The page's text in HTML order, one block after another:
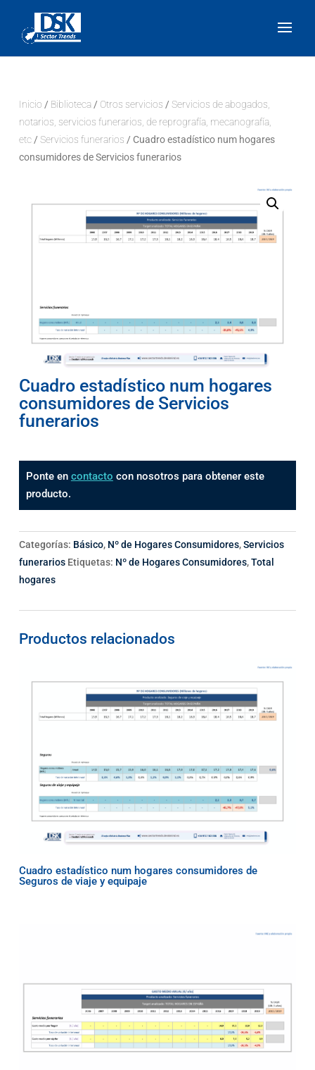
Inicio / Biblioteca/ Otros servicios / Servicios de abogados,
notarios, servicios funerarios, de reprografía, mecanografía,
etc/ Servicios funerarios / Cuadro estadístico num hogares
consumidores de Servicios funerarios
Cuadro estadístico num hogares
consumidores de Servicios
funerarios
Ponte en contacto con nosotros para obtener este
producto.
Categorías: Básico, Nº de Hogares Consumidores,Servicios
funerarios Etiquetas: Nº de Hogares Consumidores,Total
hogares
Productos relacionados
Cuadro estadístico num hogares consumidores de
Seguros de viaje y equipaje